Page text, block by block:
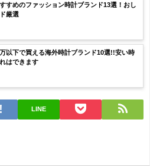
すすめのファッション時計ブランド13選！おし
厳選
万以下で買える海外時計ブランド10選!!安い時
はできます
LINE